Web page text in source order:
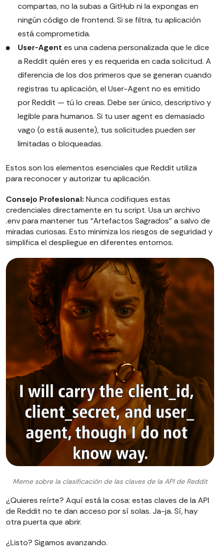
compartas, no la subas a GitHub ni la expongas en
ningún código de frontend. Si se filtra, tu aplicación
está comprometida.
User-Agent es una cadena personalizada que le dice
a Reddit quién eres y es requerida en cada solicitud. A
diferencia de los dos primeros que se generan cuando
registras tu aplicación, el User-Agent no es emitido
por Reddit — tú lo creas. Debe ser único, descriptivo y
legible para humanos. Si tu user agent es demasiado
vago (o está ausente), tus solicitudes pueden ser
limitadas o bloqueadas.
Estos son los elementos esenciales que Reddit utiliza
para reconocer y autorizar tu aplicación.
Consejo Profesional: Nunca codifiques estas
credenciales directamente en tu script. Usa un archivo
.env para mantener tus “Artefactos Sagrados” a salvo de
miradas curiosas. Esto minimiza los riesgos de seguridad y
simplifica el despliegue en diferentes entornos.
Meme sobre la clasificación de las claves de la API de Reddit
¿Quieres reírte? Aquí está la cosa: estas claves de la API
de Reddit no te dan acceso por sí solas. Ja-ja. Sí, hay
otra puerta que abrir.
¿Listo? Sigamos avanzando.